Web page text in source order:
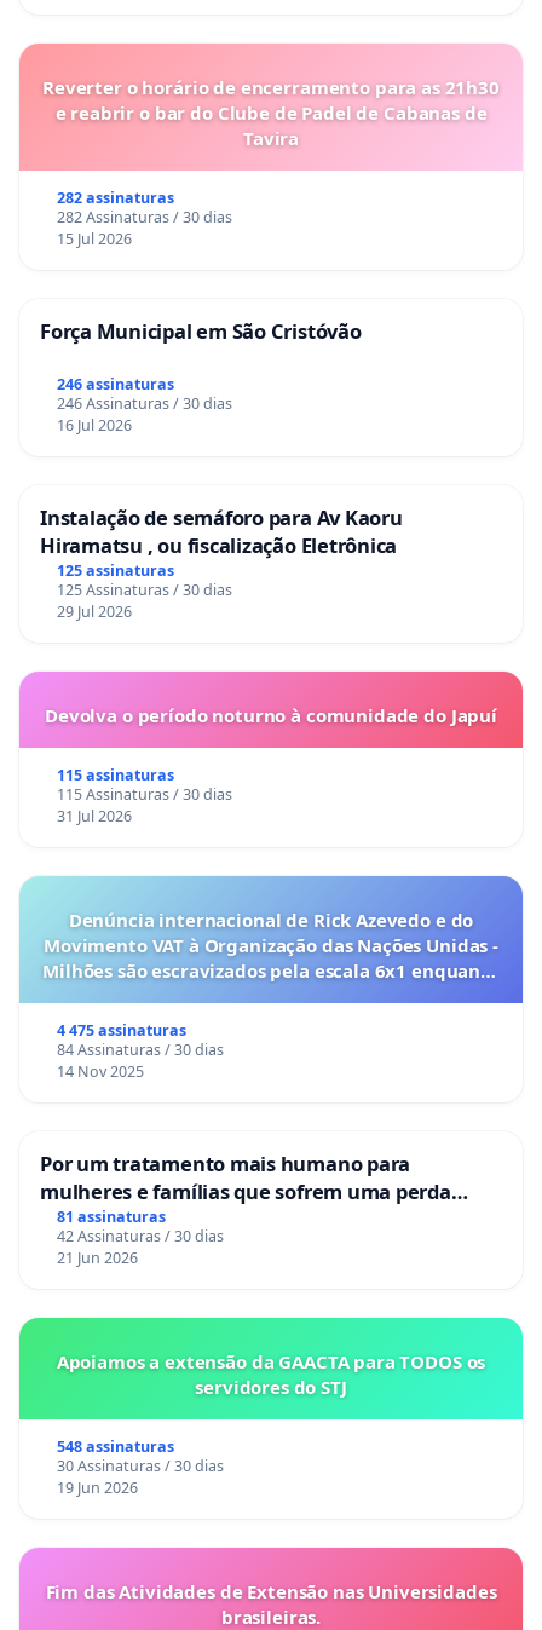
Reverter o horário de encerramento para as 21h30
e reabrir o bar do Clube de Padel de Cabanas de
Tavira
282 assinaturas
282 Assinaturas / 30 dias
15 Jul 2026
Força Municipal em São Cristóvão
246 assinaturas
246 Assinaturas / 30 dias
16 Jul 2026
Instalação de semáforo para Av Kaoru
Hiramatsu , ou fiscalização Eletrônica
125 assinaturas
125 Assinaturas / 30 dias
29 Jul 2026
Devolva o período noturno à comunidade do Japuí
115 assinaturas
115 Assinaturas / 30 dias
31 Jul 2026
Denúncia internacional de Rick Azevedo e do
Movimento VAT à Organização das Nações Unidas -
Milhões são escravizados pela escala 6x1 enquanto
4 475 assinaturas
84 Assinaturas / 30 dias
14 Nov 2025
Por um tratamento mais humano para
mulheres e famílias que sofrem uma perda
gestacional nos hospitais portugueses
81 assinaturas
42 Assinaturas / 30 dias
21 Jun 2026
Apoiamos a extensão da GAACTA para TODOS os
servidores do STJ
548 assinaturas
30 Assinaturas / 30 dias
19 Jun 2026
Fim das Atividades de Extensão nas Universidades
brasileiras.